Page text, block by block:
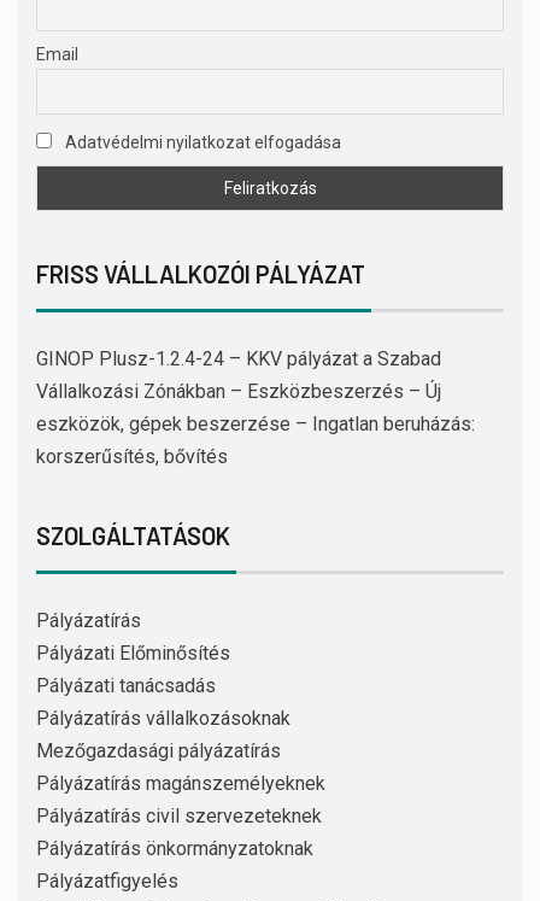
Email
Adatvédelmi nyilatkozat elfogadása
FRISS VÁLLALKOZÓI PÁLYÁZAT
GINOP Plusz-1.2.4-24 – KKV pályázat a Szabad
Vállalkozási Zónákban – Eszközbeszerzés – Új
eszközök, gépek beszerzése – Ingatlan beruházás:
korszerűsítés, bővítés
SZOLGÁLTATÁSOK
Pályázatírás
Pályázati Előminősítés
Pályázati tanácsadás
Pályázatírás vállalkozásoknak
Mezőgazdasági pályázatírás
Pályázatírás magánszemélyeknek
Pályázatírás civil szervezeteknek
Pályázatírás önkormányzatoknak
Pályázatfigyelés